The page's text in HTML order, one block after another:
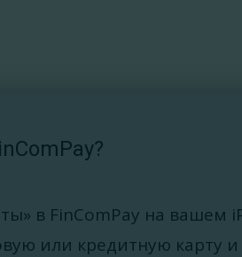
в FinComPay на вашем
или кредитную карту